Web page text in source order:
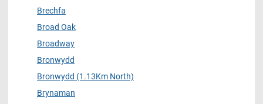
Brechfa
Broad Oak
Broadway
Bronwydd
Bronwydd (1.13Km North)
Brynaman